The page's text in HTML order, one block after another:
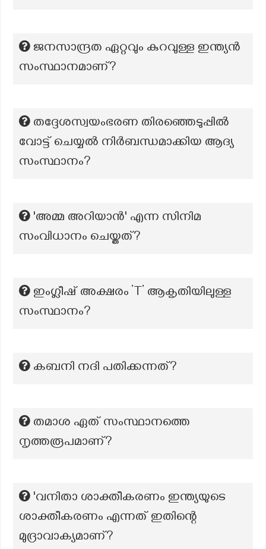
ജനസാന്ദ്രത ഏറ്റവും കുറവുള്ള ഇന്ത്യൻ
സംസ്ഥാനമാണ്?
തദ്ദേശസ്വയംഭരണ തിരഞ്ഞെടുപ്പിൽ
വോട്ട് ചെയ്യൽ നിർബന്ധമാക്കിയ ആദ്യ
സംസ്ഥാനം?
'അമ്മ അറിയാന്‍' എന്ന സിനിമ
സംവിധാനം ചെയ്തത്?
ഇംഗ്ലീഷ് അക്ഷരം ’T’ ആകൃതിയിലുള്ള
സംസ്ഥാനം?
കബനി നദി പതിക്കന്നത്?
തമാശ ഏത് സംസ്ഥാനത്തെ
നൃത്തരൂപമാണ്?
'വനിതാ ശാക്തീകരണം ഇന്ത്യയുടെ
ശാക്തീകരണം എന്നത് ഇതിന്റെ
മുദ്രാവാക്യമാണ്?